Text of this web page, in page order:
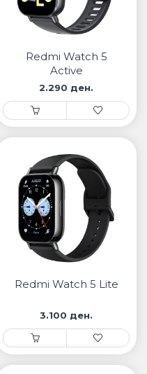
Redmi Watch 5
Active
2.290 ден.
Redmi Watch 5 Lite
3.100 ден.